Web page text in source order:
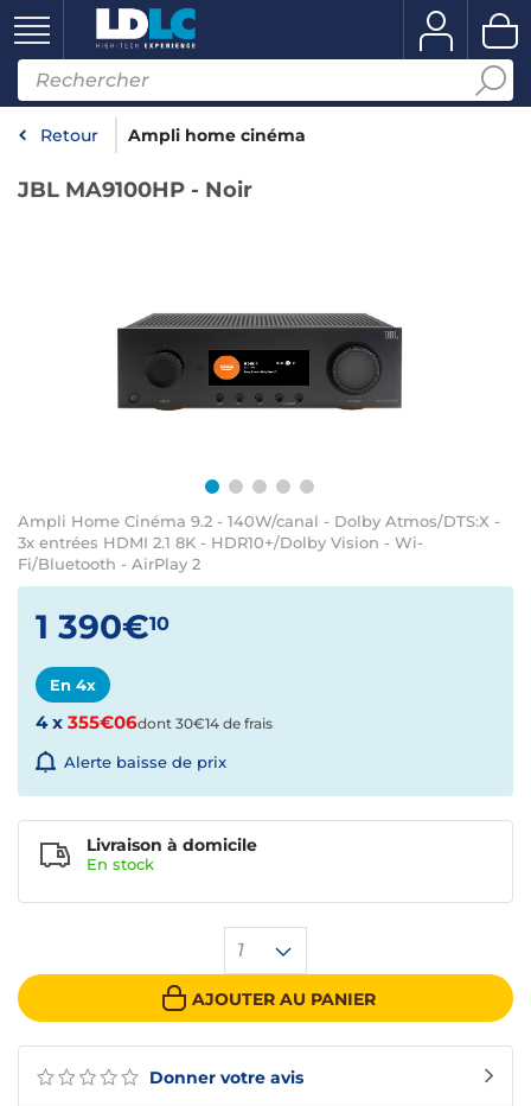
Retour Ampli home cinéma
JBL MA9100HP - Noir
Ampli Home Cinéma 9.2 - 140W/canal - Dolby Atmos/DTS:X -
3x entrées HDMI 2.1 8K - HDR10+/Dolby Vision - Wi-
Fi/Bluetooth - AirPlay 2
Donner votre avis
1 390€10
En 4x
4 x 355€06dont 30€14 de frais
Alerte baisse de prix
1
AJOUTER AU PANIER
Livraison à domicile
En stock